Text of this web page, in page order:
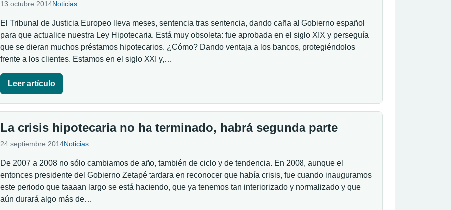
13 octubre 2014Noticias
El Tribunal de Justicia Europeo lleva meses, sentencia tras sentencia, dando caña al Gobierno español
para que actualice nuestra Ley Hipotecaria. Está muy obsoleta: fue aprobada en el siglo XIX y perseguía
que se dieran muchos préstamos hipotecarios. ¿Cómo? Dando ventaja a los bancos, protegiéndolos
frente a los clientes. Estamos en el siglo XXI y,…
Leer artículo
La crisis hipotecaria no ha terminado, habrá segunda parte
24 septiembre 2014Noticias
De 2007 a 2008 no sólo cambiamos de año, también de ciclo y de tendencia. En 2008, aunque el
entonces presidente del Gobierno Zetapé tardara en reconocer que había crisis, fue cuando inauguramos
este periodo que taaaan largo se está haciendo, que ya tenemos tan interiorizado y normalizado y que
aún durará algo más de…